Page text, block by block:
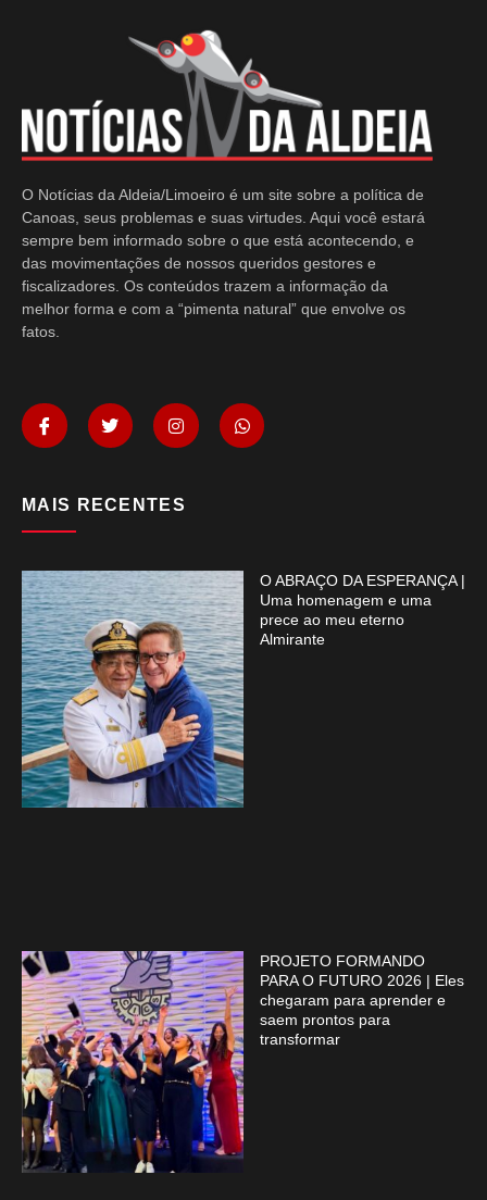
O Notícias da Aldeia/Limoeiro é um site sobre a política de
Canoas, seus problemas e suas virtudes. Aqui você estará
sempre bem informado sobre o que está acontecendo, e
das movimentações de nossos queridos gestores e
fiscalizadores. Os conteúdos trazem a informação da
melhor forma e com a “pimenta natural” que envolve os
fatos.
MAIS RECENTES
O ABRAÇO DA ESPERANÇA |
Uma homenagem e uma
prece ao meu eterno
Almirante
PROJETO FORMANDO
PARA O FUTURO 2026 | Eles
chegaram para aprender e
saem prontos para
transformar